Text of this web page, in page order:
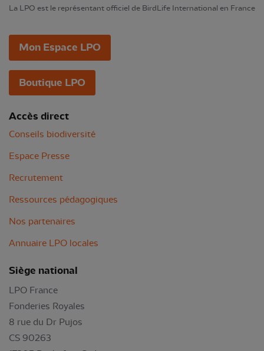
La LPO est le représentant officiel de BirdLife International en France
Mon Espace LPO
Boutique LPO
Accès direct
Conseils biodiversité
Espace Presse
Recrutement
Ressources pédagogiques
Nos partenaires
Annuaire LPO locales
Siège national
LPO France
Fonderies Royales
8 rue du Dr Pujos
CS 90263